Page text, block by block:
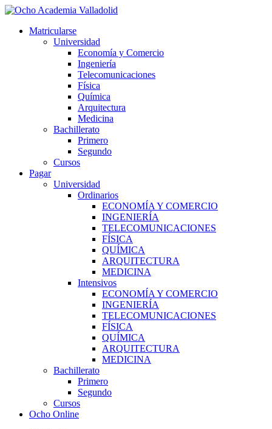
Ir
contenidoMatricularse
Universidad
Economía y Comercio
Ingeniería
Telecomunicaciones
Física
Química
Arquitectura
Medicina
Bachillerato
Primero
Segundo
Cursos
Pagar
Universidad
Ordinarios
ECONOMÍA Y COMERCIO
INGENIERÍA
TELECOMUNICACIONES
FÍSICA
QUÍMICA
ARQUITECTURA
MEDICINA
Intensivos
ECONOMÍA Y COMERCIO
INGENIERÍA
TELECOMUNICACIONES
FÍSICA
QUÍMICA
ARQUITECTURA
MEDICINA
Bachillerato
Primero
Segundo
Cursos
Ocho Online